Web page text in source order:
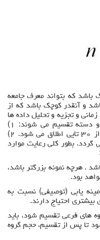
باشد که بتواند معرف جامعه
و آنقدر کوچک باشد که از
و تجزیه و تحلیل داده ها
مقرون به صرفه باشد. نمونه ها به دو دسته تقسیم می شوند: ۱)
نمونه ی کوچک که به نمونه های کمتر از ۳۰ تایی اطلاق می شود. ۲)
اطلاق می گردد. بطور کلی رعایت موارد
. هرچه نمونه بزرگتر باشد،
بود.
یابی (توصیفی) نسبت به
بیشتری احتیاج دارند.
های فرعی تقسیم شود، باید
تا پس از تقسیم، حجم گروه